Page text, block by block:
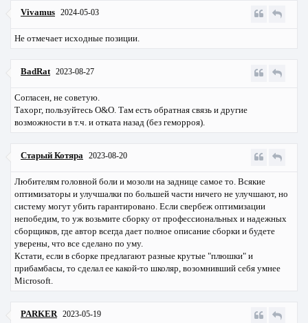
Vivamus 2024-05-03
Не отмечает исходные позиции.
BadRat 2023-08-27
Согласен, не советую.
Тахорг, пользуйтесь O&O. Там есть обратная связь и другие
возможности в т.ч. и отката назад (без геморроя).
Старый Котяра 2023-08-20
Любителям головной боли и мозоли на заднице самое то. Всякие
оптимизаторы и улучшалки по большей части ничего не улучшают, но
систему могут убить гарантировано. Если свербеж оптимизации
непобедим, то уж возьмите сборку от профессиональных и надежных
сборщиков, где автор всегда дает полное описание сборки и будете
уверены, что все сделано по уму.
Кстати, если в сборке предлагают разные крутые "плюшки" и
прибамбасы, то сделал ее какой-то школяр, возомнивший себя умнее
Microsoft.
PARKER 2023-05-19